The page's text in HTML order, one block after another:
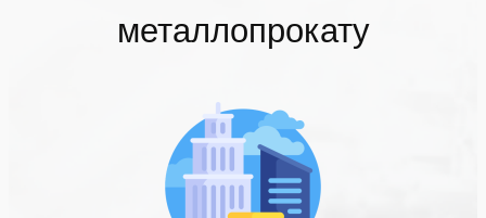
металлопрокату